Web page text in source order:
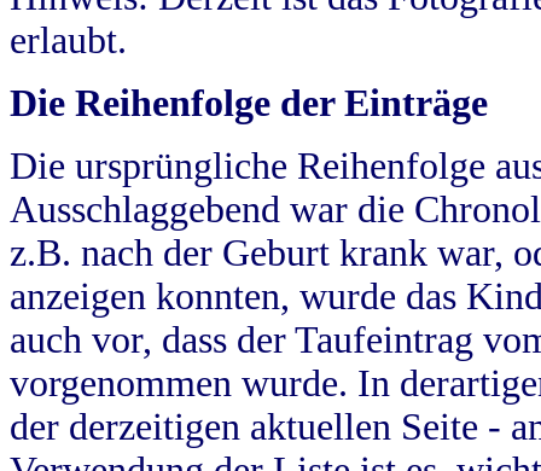
erlaubt.
Die Reihenfolge der Einträge
Die ursprüngliche Reihenfolge
Ausschlaggebend war die
z.B. nach der Geburt krank war,
anzeigen konnten, wurde das
auch vor, dass der Taufeintrag
vorgenommen wurde. In
der derzeitigen aktuellen Seite -